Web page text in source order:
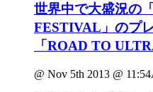
世界中で大盛況の
FESTIVAL」のプ
「ROAD TO
@ Nov 5th 2013 @